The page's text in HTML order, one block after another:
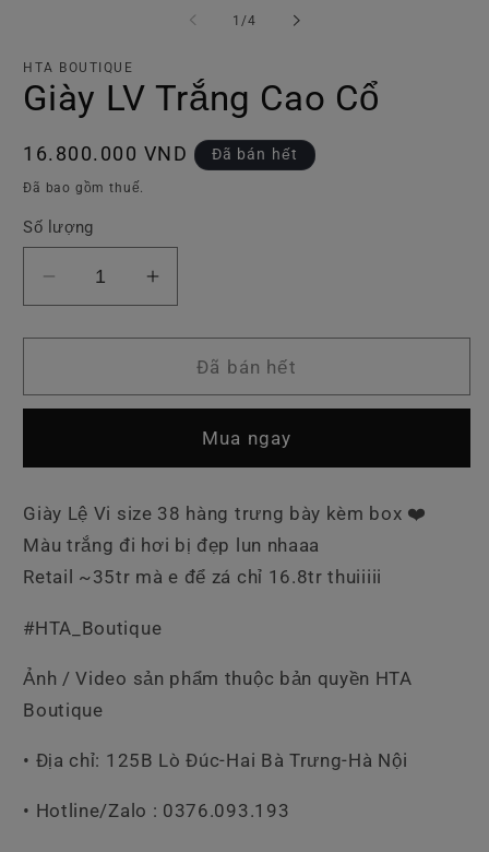
hộp
tương
tác
1 /trong
4
HTA BOUTIQUE
Giày LV Trắng Cao Cổ
Giá
thông
16.800.000 VND Đã bán hết
Đã bao gồm thuế.
Số lượng
Giảm
số
lượng
Giày
Cao
Tăng
số
lượng
Giày
Trắng
Cao
Đã bán hết
Mua ngay
Giày Lệ Vi size 38 hàng trưng bày kèm box ❤️
Màu trắng đi hơi bị đẹp lun nhaaa
Retail ~35tr mà e để zá chỉ 16.8tr thuiiiii
#HTA_Boutique
Ảnh / Video sản phẩm thuộc bản quyền HTA
Boutique
• Địa chỉ: 125B Lò Đúc-Hai Bà Trưng-Hà Nội
• Hotline/Zalo : 0376.093.193